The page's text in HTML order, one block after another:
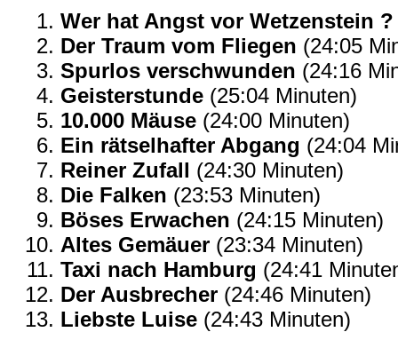
Wer hat Angst vor Wetzenstein ?
Der Traum vom Fliegen (24:05
Spurlos verschwunden (24:16
Geisterstunde (25:04 Minuten)
10.000 Mäuse (24:00 Minuten)
Ein rätselhafter Abgang (24:04
Reiner Zufall (24:30 Minuten)
Die Falken (23:53 Minuten)
Böses Erwachen (24:15 Minuten)
Altes Gemäuer (23:34 Minuten)
Taxi nach Hamburg (24:41
Der Ausbrecher (24:46 Minuten)
Liebste Luise (24:43 Minuten)